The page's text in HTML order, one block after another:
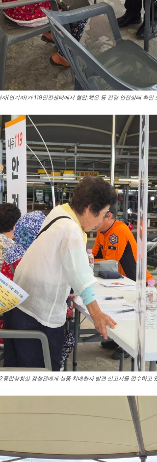
(연기자)가 119안전센터에서 혈압.체온 등 건강 안전상태 확인
종합상황실 경찰관에게 실종 치매환자 발견 신고서를 접수하고